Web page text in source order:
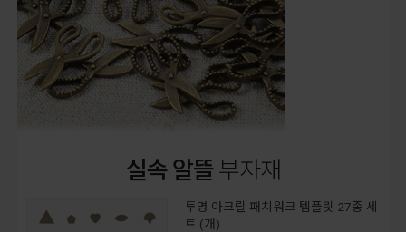
실속 알뜰부자재
투명 아크릴 패치워크 템플릿 27종 세
트 (개)